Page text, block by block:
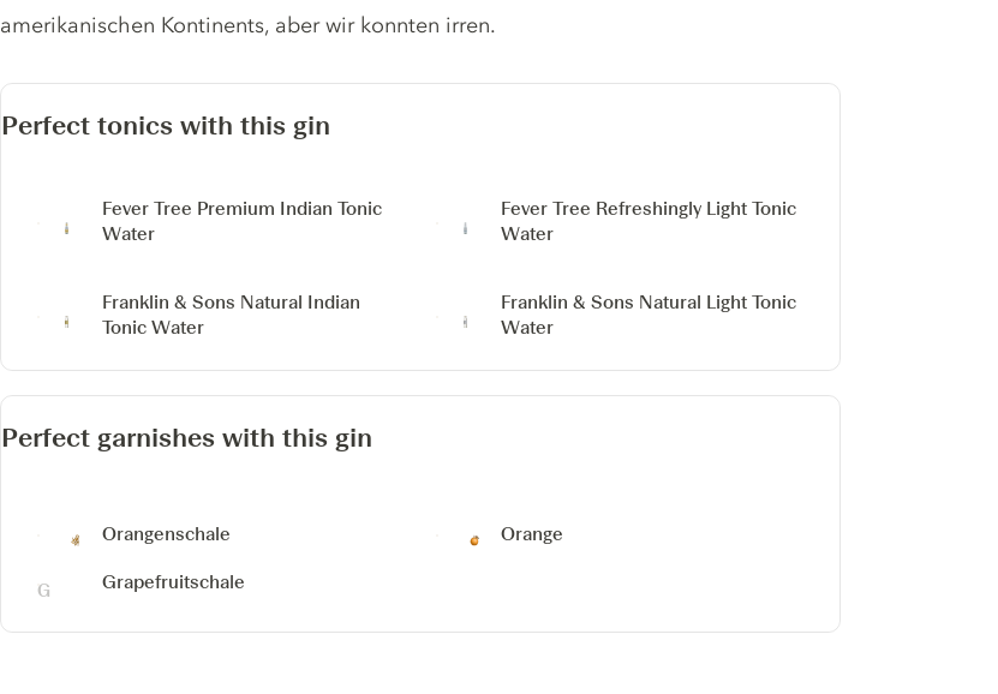
amerikanischen Kontinents, aber wir konnten irren.
Perfect tonics with this gin
Fever Tree Premium Indian Tonic
Water
Fever Tree Refreshingly Light Tonic
Water
Franklin & Sons Natural Indian
Tonic Water
Franklin & Sons Natural Light Tonic
Water
Perfect garnishes with this gin
Orangenschale Orange
Grapefruitschale